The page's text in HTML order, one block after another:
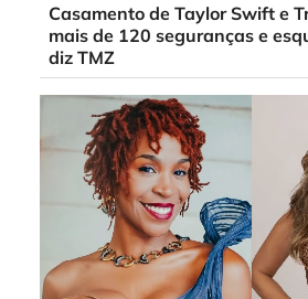
Casamento de Taylor Swift e
mais de 120 seguranças e
diz TMZ